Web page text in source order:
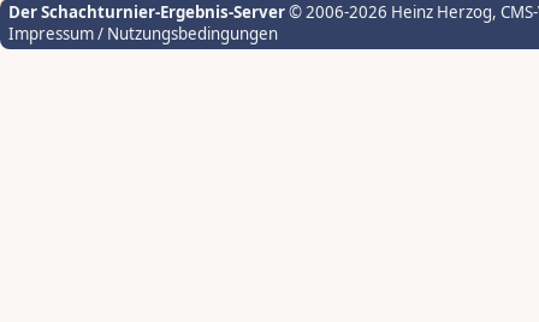
Der Schachturnier-Ergebnis-Server© 2006-2026 Heinz Herzog,
Impressum / Nutzungsbedingungen